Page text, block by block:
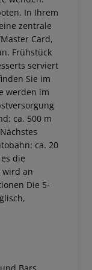
In Ihrem
zentrale
Card,
Frühstück
serviert
Sie im
werden im
ca. 500 m
ca. 20
die
wird an
Die 5-